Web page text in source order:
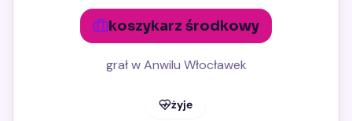
koszykarz środkowy
grał w Anwilu Włocławek
żyje